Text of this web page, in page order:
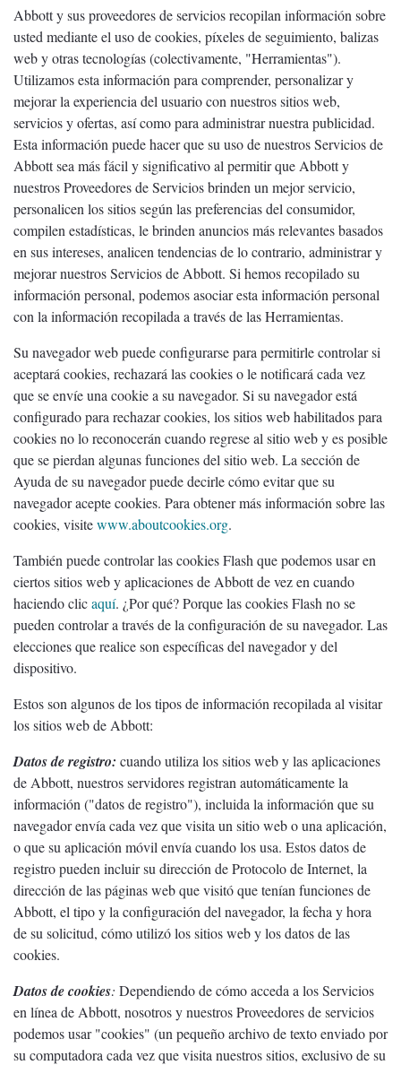
Abbott y sus proveedores de servicios recopilan información sobre
usted mediante el uso de cookies, píxeles de seguimiento, balizas
web y otras tecnologías (colectivamente, "Herramientas").
Utilizamos esta información para comprender, personalizar y
mejorar la experiencia del usuario con nuestros sitios web,
servicios y ofertas, así como para administrar nuestra publicidad.
Esta información puede hacer que su uso de nuestros Servicios de
Abbott sea más fácil y significativo al permitir que Abbott y
nuestros Proveedores de Servicios brinden un mejor servicio,
personalicen los sitios según las preferencias del consumidor,
compilen estadísticas, le brinden anuncios más relevantes basados ​​
en sus intereses, analicen tendencias de lo contrario, administrar y
mejorar nuestros Servicios de Abbott. Si hemos recopilado su
información personal, podemos asociar esta información personal
con la información recopilada a través de las Herramientas.
Su navegador web puede configurarse para permitirle controlar si
aceptará cookies, rechazará las cookies o le notificará cada vez
que se envíe una cookie a su navegador. Si su navegador está
configurado para rechazar cookies, los sitios web habilitados para
cookies no lo reconocerán cuando regrese al sitio web y es posible
que se pierdan algunas funciones del sitio web. La sección de
Ayuda de su navegador puede decirle cómo evitar que su
navegador acepte cookies. Para obtener más información sobre las
cookies, visitewww.aboutcookies.org.
También puede controlar las cookies Flash que podemos usar en
ciertos sitios web y aplicaciones de Abbott de vez en cuando
haciendo clicaquí. ¿Por qué? Porque las cookies Flash no se
pueden controlar a través de la configuración de su navegador. Las
elecciones que realice son específicas del navegador y del
dispositivo.
Estos son algunos de los tipos de información recopilada al visitar
los sitios web de Abbott:
Datos de registro: cuando utiliza los sitios web y las aplicaciones
de Abbott, nuestros servidores registran automáticamente la
información ("datos de registro"), incluida la información que su
navegador envía cada vez que visita un sitio web o una aplicación,
o que su aplicación móvil envía cuando los usa. Estos datos de
registro pueden incluir su dirección de Protocolo de Internet, la
dirección de las páginas web que visitó que tenían funciones de
Abbott, el tipo y la configuración del navegador, la fecha y hora
de su solicitud, cómo utilizó los sitios web y los datos de las
cookies.
Datos de cookies: Dependiendo de cómo acceda a los Servicios
en línea de Abbott, nosotros y nuestros Proveedores de servicios
podemos usar "cookies" (un pequeño archivo de texto enviado por
su computadora cada vez que visita nuestros sitios, exclusivo de su